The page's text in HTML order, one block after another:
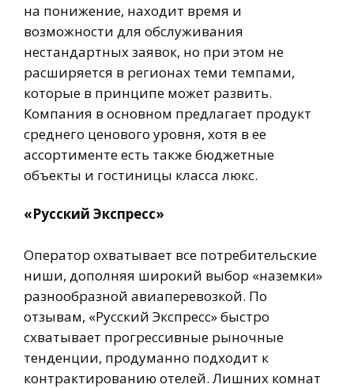
на понижение, находит время и
возможности для обслуживания
нестандартных заявок, но при этом не
расширяется в регионах теми темпами,
которые в принципе может развить.
Компания в основном предлагает продукт
среднего ценового уровня, хотя в ее
ассортименте есть также бюджетные
объекты и гостиницы класса люкс.
«Русский Экспресс»
Оператор охватывает все потребительские
ниши, дополняя широкий выбор «наземки»
разнообразной авиаперевозкой. По
отзывам, «Русский Экспресс» быстро
схватывает прогрессивные рыночные
тенденции, продуманно подходит к
контрактированию отелей. Лишних комнат